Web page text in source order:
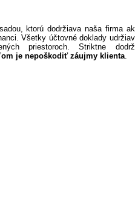
ktorú dodržiava naša firma
Všetky účtovné doklady
priestoroch. Striktne
je nepoškodiť záujmy klienta.